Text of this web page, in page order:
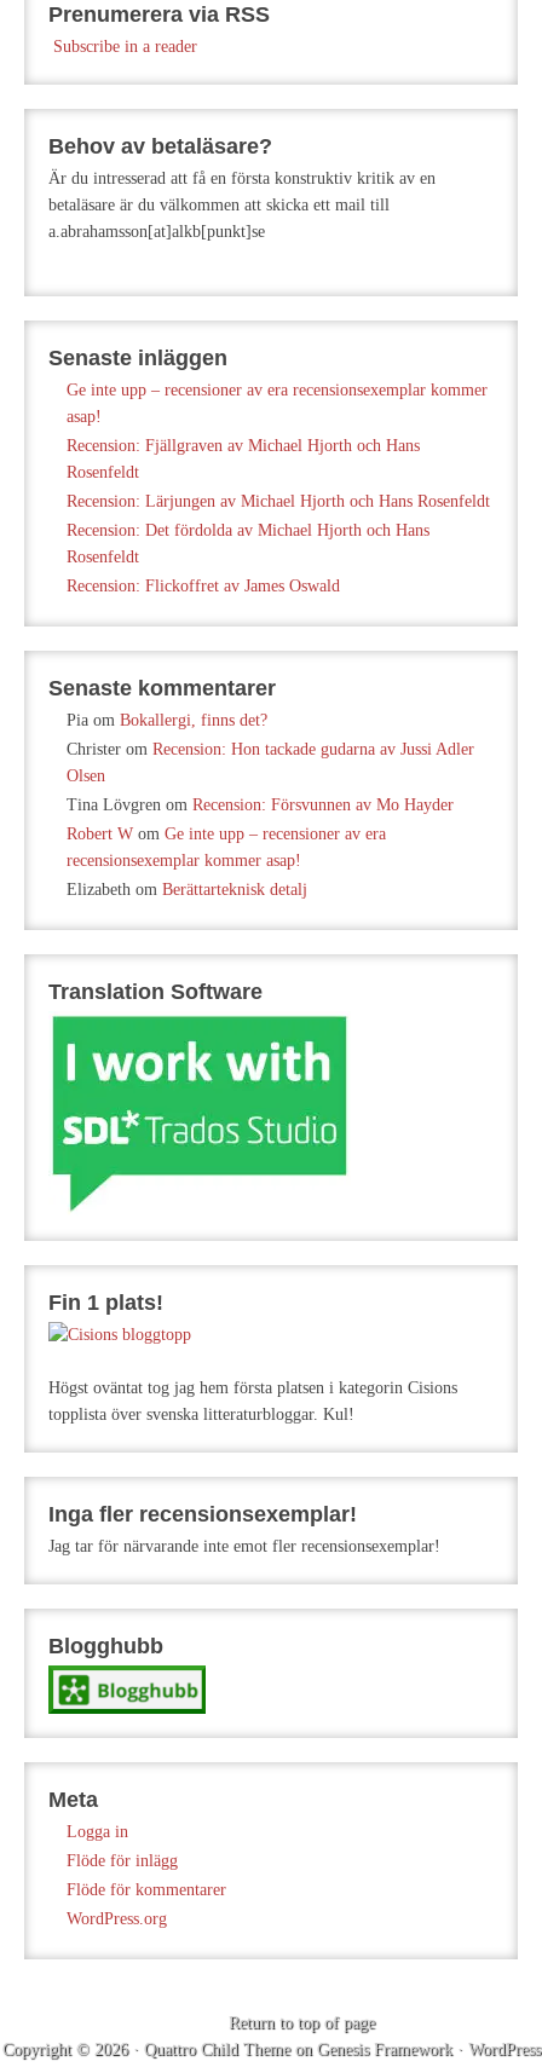
Prenumerera via RSS
Subscribe in a reader
Behov av betaläsare?
Är du intresserad att få en första konstruktiv kritik av en
betaläsare är du välkommen att skicka ett mail till
a.abrahamsson[at]alkb[punkt]se
Senaste inläggen
Ge inte upp – recensioner av era recensionsexemplar kommer
asap!
Recension: Fjällgraven av Michael Hjorth och Hans
Rosenfeldt
Recension: Lärjungen av Michael Hjorth och Hans Rosenfeldt
Recension: Det fördolda av Michael Hjorth och Hans
Rosenfeldt
Recension: Flickoffret av James Oswald
Senaste kommentarer
Pia om Bokallergi, finns det?
Christer om Recension: Hon tackade gudarna av Jussi Adler
Olsen
Tina Lövgren om Recension: Försvunnen av Mo Hayder
Robert W om Ge inte upp – recensioner av era
recensionsexemplar kommer asap!
Elizabeth om Berättarteknisk detalj
Translation Software
Fin 1 plats!
Högst oväntat tog jag hem första platsen i kategorin Cisions
topplista över svenska litteraturbloggar. Kul!
Inga fler recensionsexemplar!
Jag tar för närvarande inte emot fler recensionsexemplar!
Blogghubb
Meta
Logga in
Flöde för inlägg
Flöde för kommentarer
WordPress.org
Return to top of page
Copyright © 2026 · Quattro Child Themeon Genesis Framework· WordPress